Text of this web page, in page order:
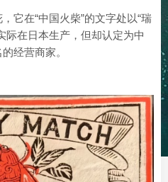
它在“中国火柴”的文字处以“瑞
际在日本生产，但却认定为中
经营商家。